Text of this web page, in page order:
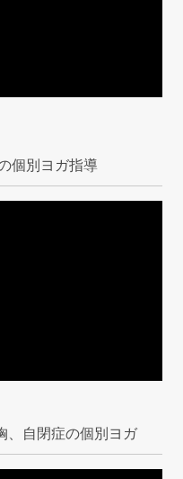
個別ヨガ指導
、自閉症の個別ヨガ